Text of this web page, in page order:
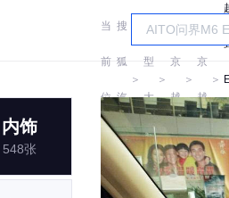
当
前
位
置:
搜
狐
汽
车
＞
车
型
大
全
＞
北
京
越
野
＞
北
京
越
野
＞
内饰
548张